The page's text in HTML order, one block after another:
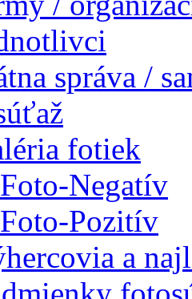
správa /
fotiek
Foto-Negatív
Foto-Pozitív
a